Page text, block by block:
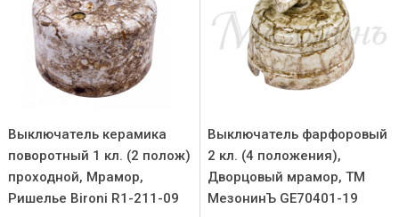
Выключатель керамика
поворотный 1 кл. (2 полож)
проходной, Мрамор,
Ришелье Bironi R1-211-09
Выключатель фарфоровый
2 кл. (4 положения),
Дворцовый мрамор, ТМ
МезонинЪ GE70401-19